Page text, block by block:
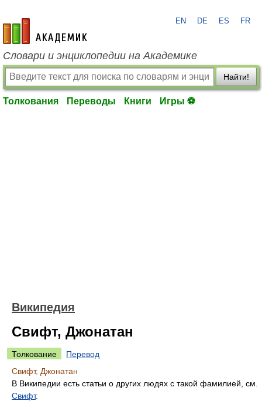
academic.ru
EN DE ES FR
Словари и энциклопедии на Академике
Найти!
Толкования Переводы Книги Игры ⚽
Википедия
Свифт, Джонатан
Толкование
Перевод
Свифт, Джонатан
В Википедии есть статьи о других людях с такой фамилией, см.
Свифт.